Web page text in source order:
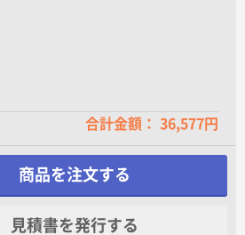
合計金額： 36,577円
商品を注文する
見積書を発行する